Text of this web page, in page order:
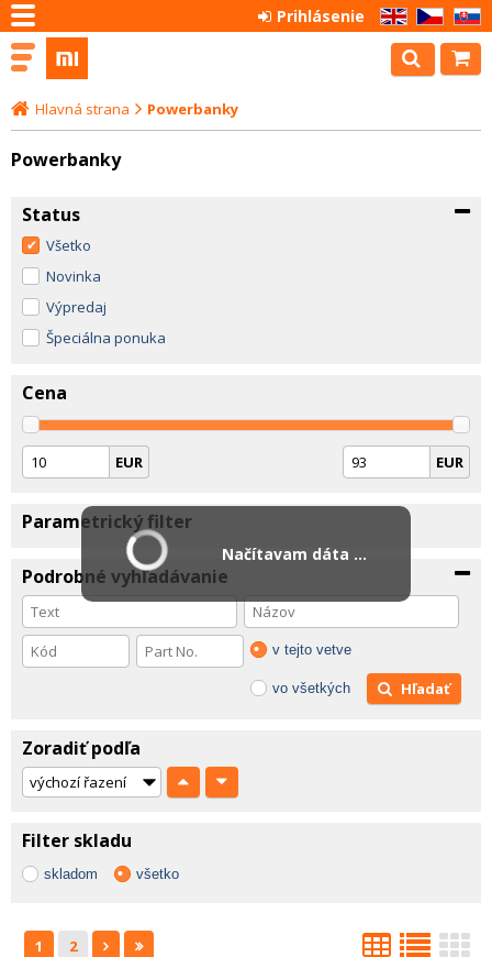
EN CZ SK
Prihlásenie
Hlavná strana Powerbanky
Powerbanky
Status
Všetko
Novinka
Výpredaj
Špeciálna ponuka
Cena
EUR EUR
Parametrický filter
Podrobné vyhľadávanie
v tejto vetve
vo všetkých Hľadať
Zoradiť podľa
Filter skladu
skladom všetko
1 2
Načítavam dáta ...